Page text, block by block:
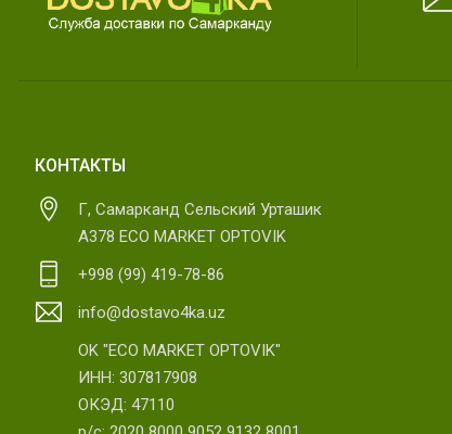
КОНТАКТЫ
Г, Самарканд Сельский Урташик
А378 ECO MARKET OPTOVIK
+998 (99) 419-78-86
info@dostavo4ka.uz
OK "ECO MARKET OPTOVIK"
ИНН: 307817908
ОКЭД: 47110